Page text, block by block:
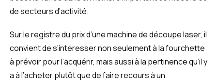
de secteurs d’activité.
Sur le registre du prix d’une machine de découpe laser, il
convient de s’intéresser non seulement à la fourchette
à prévoir pour l’acquérir, mais aussi à la pertinence qu’il y
a à l’acheter plutôt que de faire recours à un